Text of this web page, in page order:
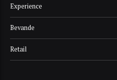
Experience
Bevande
Retail